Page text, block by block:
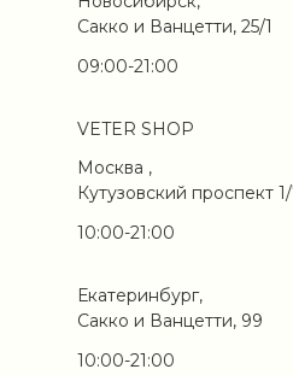
10:00-21:00
Екатеринбург,
Сакко и Ванцетти, 99
Сакко и Ванцетти, 25/1
09:00-21:00
VETER SHOP
Москва ,
Кутузовский проспект
10:00-21:00